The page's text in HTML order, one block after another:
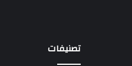
تصنيفات